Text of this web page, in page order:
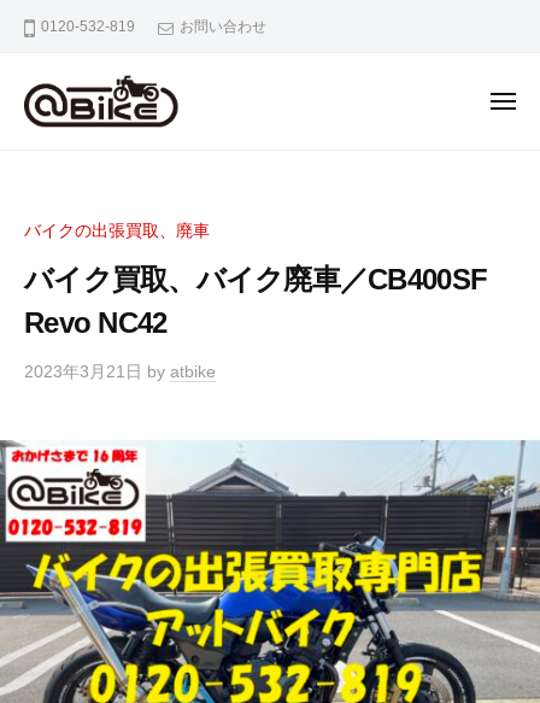
0120-532-819 お問い合わせ
出
張
取
門
店
ア
ッ
ト
バ
イ
ク
都
大
市
イ
ク
出
張
買
取
・
引
バイクの出張買取、廃車
バイク買取、バイク廃車／CB400SF
Revo NC42
2023年3月21日 by atbike
イ
の
出
専
店
ア
ト
ク